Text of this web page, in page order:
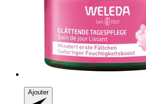
Ajouter